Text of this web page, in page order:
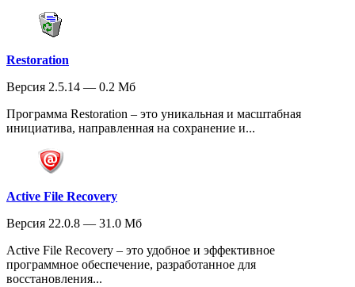
Restoration
Версия 2.5.14 — 0.2 Мб
Программа Restoration – это уникальная и масштабная
инициатива, направленная на сохранение и...
Active File Recovery
Версия 22.0.8 — 31.0 Мб
Active File Recovery – это удобное и эффективное
программное обеспечение, разработанное для
восстановления...